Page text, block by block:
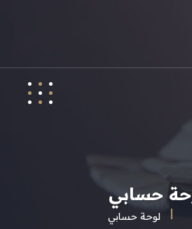
حسابي
لوحة حسابي